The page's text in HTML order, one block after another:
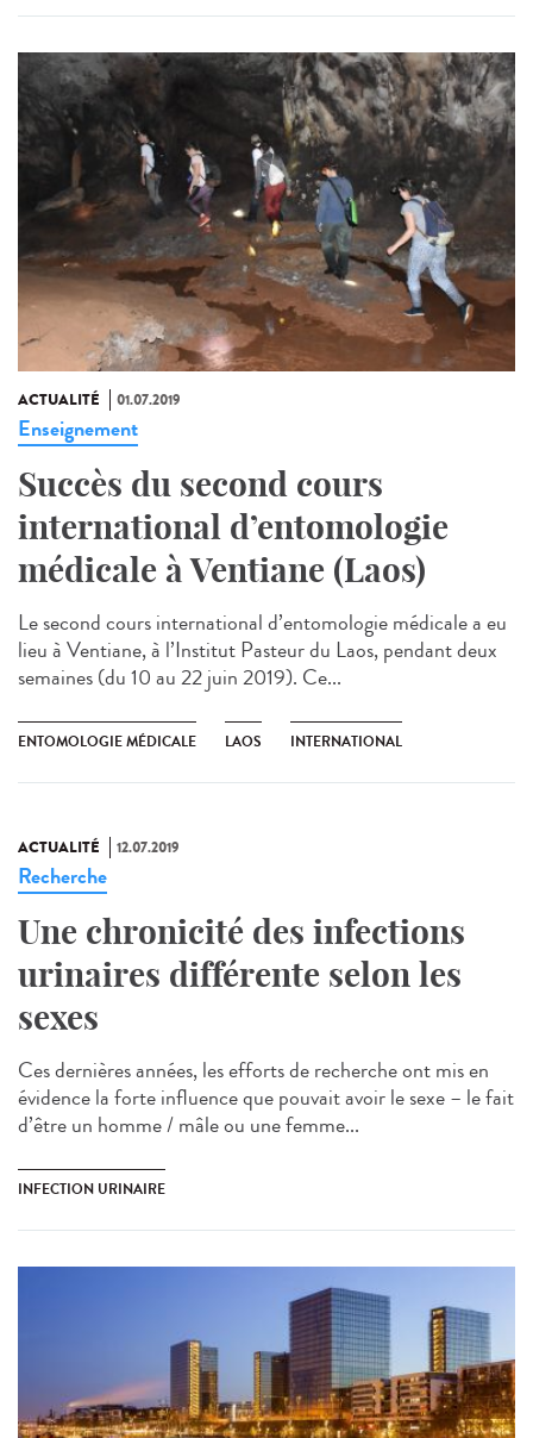
ACTUALITÉ 01.07.2019
Enseignement
Succès du second cours
international d’entomologie
médicale à Ventiane (Laos)
Le second cours international d’entomologie médicale a eu
lieu à Ventiane, à l’Institut Pasteur du Laos, pendant deux
semaines (du 10 au 22 juin 2019). Ce...
ENTOMOLOGIE MÉDICALE LAOS INTERNATIONAL
ACTUALITÉ 12.07.2019
Recherche
Une chronicité des infections
urinaires différente selon les
sexes
Ces dernières années, les efforts de recherche ont mis en
évidence la forte influence que pouvait avoir le sexe – le fait
d’être un homme / mâle ou une femme...
INFECTION URINAIRE